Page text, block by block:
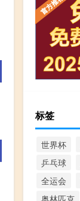
标签
世界杯
乒乓球
全运会